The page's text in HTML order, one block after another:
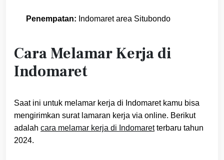
Penempatan: Indomaret area Situbondo
Cara Melamar Kerja di
Indomaret
Saat ini untuk melamar kerja di Indomaret kamu bisa
mengirimkan surat lamaran kerja via online. Berikut
adalah cara melamar kerja di Indomaretterbaru tahun
2024.